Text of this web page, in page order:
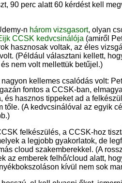
90 perc alatt 60 kérdést kell
n három vizsgasort, olyan
CCSK kedvcsinálója (amiről
hasznosak voltak, az éles
(Például választani kellett,
nem volt mellettük betűjel.)
kellemes csalódás volt:
fontos a CCSK-ban,
és hasznos tippeket ad a
tőle. (A kedvcsinálóval az egyik
felkészülés, a CCSK-hoz
a legjobb gyakorlatok, de
cloud szakemberekkel. (A
az emberek felhő/cloud alatt,
kívül nem sok